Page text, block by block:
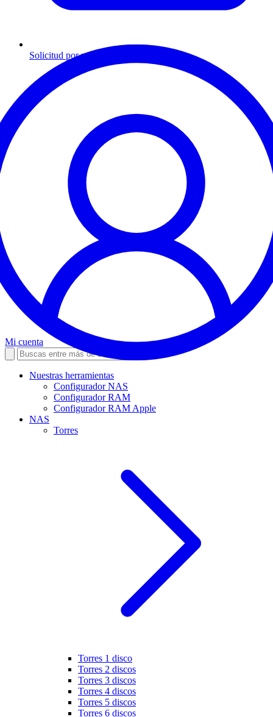
Solicitud por mensaje
Mi cuenta
Nuestras herramientas
Configurador NAS
Configurador RAM
Configurador RAM Apple
NAS
Torres
Torres 1 disco
Torres 2 discos
Torres 3 discos
Torres 4 discos
Torres 5 discos
Torres 6 discos